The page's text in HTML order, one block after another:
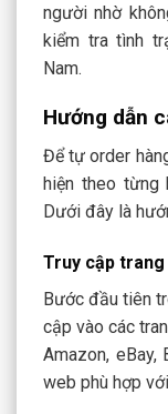
người nhờ
kiểm tra tình
Nam.
Hướng dẫn
Để tự order
hiện theo từng
Dưới đây là
Truy cập trang
Bước đầu tiên
cập vào các
Amazon,
web phù hợp